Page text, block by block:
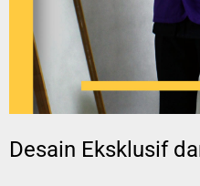
Desain Eksklusif